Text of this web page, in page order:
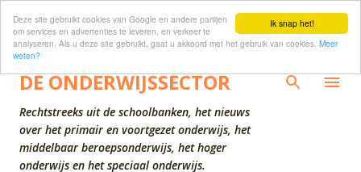
Ik snap het!
Deze site gebruikt cookies van Google en andere partijen
om services en advertenties te leveren, en verkeer te
analyseren. Als u deze site gebruikt, gaat u akkoord met het gebruik van cookies. Meer
weten?
Doorgaan naar hoofdcontent
DE ONDERWIJSSECTOR
Rechtstreeks uit de schoolbanken, het nieuws
over het primair en voortgezet onderwijs, het
middelbaar beroepsonderwijs, het hoger
onderwijs en het speciaal onderwijs.